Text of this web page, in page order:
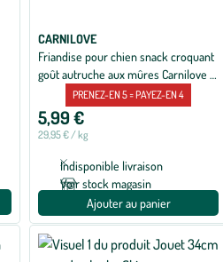
CARNILOVE
Friandise pour chien snack croquant
goût autruche aux mûres Carnilove -
PRENEZ-EN 5 = PAYEZ-EN 4
5,99 €
29,95 € / kg
Indisponible livraison
Voir stock magasin
Ajouter au panier